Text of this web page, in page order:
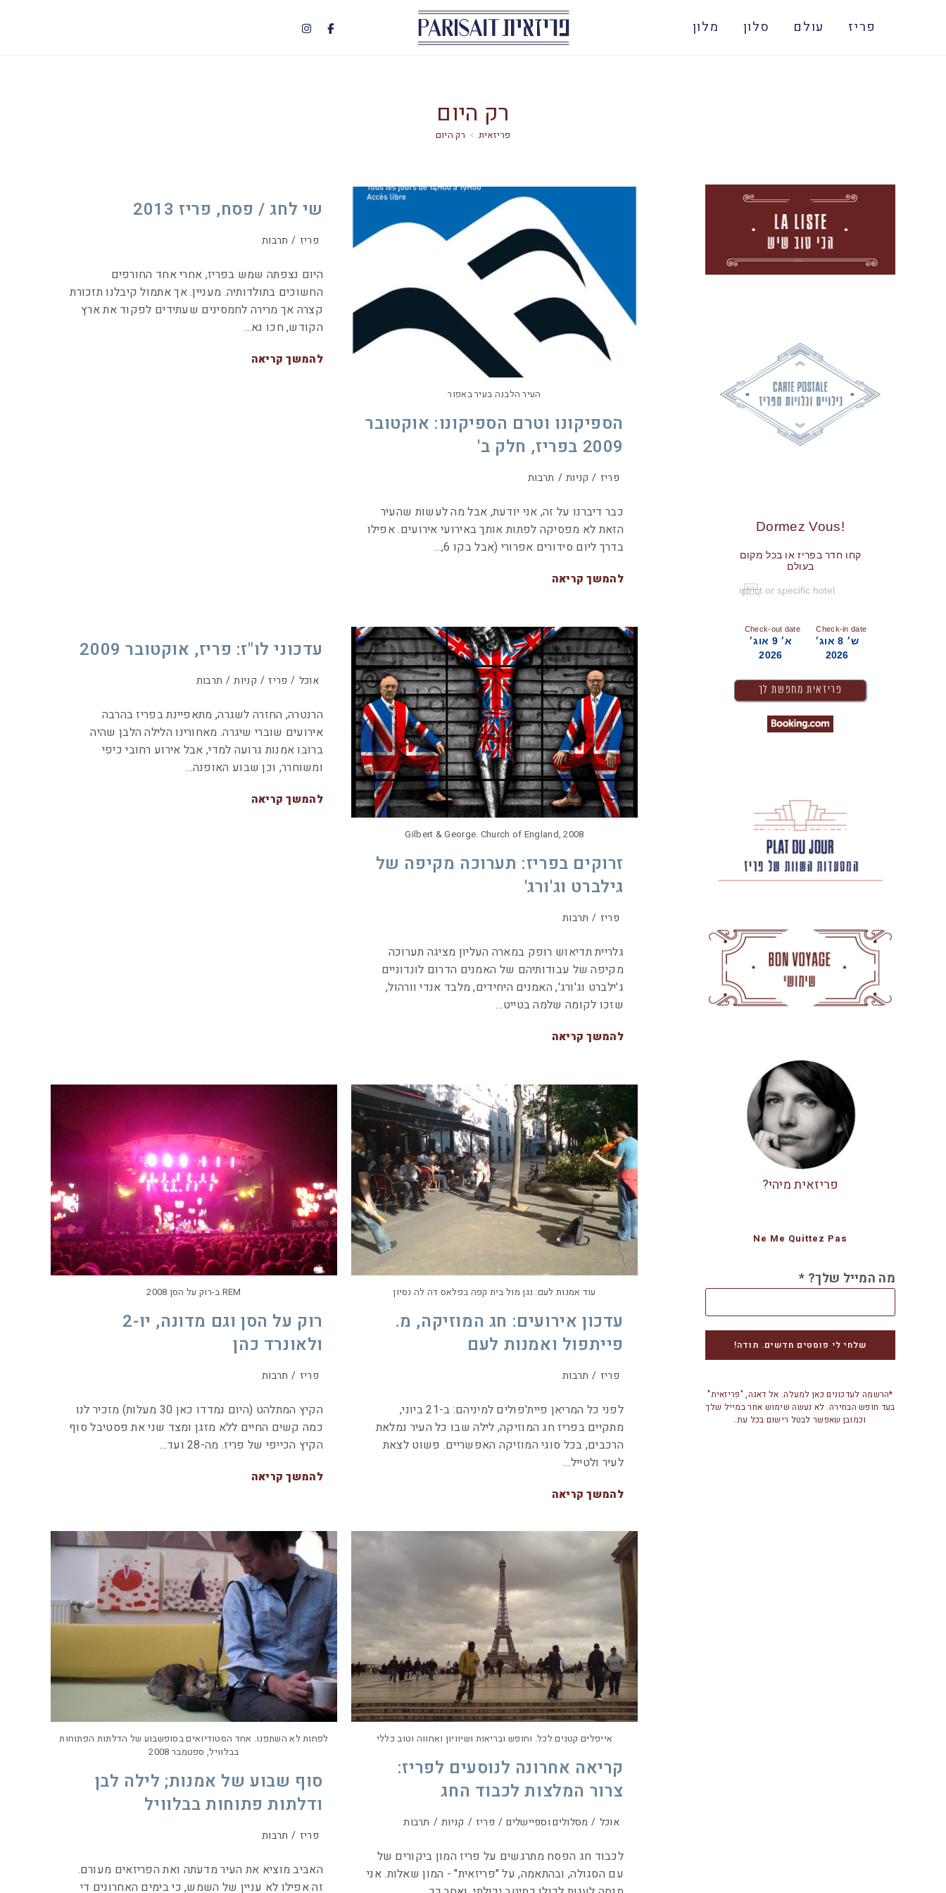
פריז עולם סלון מלון
רק היום
> רק היום
שי לחג / פסח, פריז 2013
פריז / תרבות
היום נצפתה שמש בפריז, אחרי אחד החורפים
החשוכים בתולדותיה. מעניין. אך אתמול קיבלנו תזכורת
קצרה אך מרירה לחמסינים שעתידים לפקוד את ארץ
הקודש, חכו נא…
להמשך קריאה
העיר הלבנה בעיר באפור
הספיקונו וטרם הספיקונו: אוקטובר
2009 בפריז, חלק ב'
פריז / קניות / תרבות
כבר דיברנו על זה, אני יודעת, אבל מה לעשות שהעיר
הזאת לא מפסיקה לפתות אותך באירועי אירועים. אפילו
בדרך ליום סידורים אפרורי (אבל בקו 6,…
להמשך קריאה
עדכוני לו"ז: פריז, אוקטובר 2009
אוכל / פריז / קניות / תרבות
הרנטרה, החזרה לשגרה, מתאפיינת בפריז בהרבה
אירועים שוברי שיגרה. מאחורינו הלילה הלבן שהיה
ברובו אמנות גרועה למדי, אבל אירוע רחובי כיפי
ומשוחרר, וכן שבוע האופנה…
להמשך קריאה
Gilbert & George. Church of England, 2008
זרוקים בפריז: תערוכה מקיפה של
גילברט וג'ורג'
פריז / תרבות
גלריית תדיאוש רופק במארה העליון מציגה תערוכה
מקיפה של עבודותיהם של האמנים הדרום לונדוניים
ג'ילברט וג'ורג', האמנים היחידים, מלבד אנדי וורהול,
שזכו לקומה שלמה בטייט…
להמשך קריאה
REM ב-רוק על הסן 2008
רוק על הסן וגם מדונה, יו-2
ולאונרד כהן
פריז / תרבות
הקיץ המתלהט (היום נמדדו כאן 30 מעלות) מזכיר לנו
כמה קשים החיים ללא מזגן ומצד שני את פסטיבל סוף
הקיץ הכייפי של פריז. מה-28 ועד…
להמשך קריאה
עוד אמנות לעם: נגן מול בית קפה בפלאס דה לה נסיון
עדכון אירועים: חג המוזיקה, מ.
פייתפול ואמנות לעם
פריז / תרבות
לפני כל המריאן פיית'פולים למיניהם: ב-21 ביוני,
מתקיים בפריז חג המוזיקה, לילה שבו כל העיר נמלאת
הרכבים, בכל סוגי המוזיקה האפשריים. פשוט לצאת
לעיר ולטייל…
להמשך קריאה
לפחות לא השתפנו. אחד הסטודיואים בסופשבוע של הדלתות הפתוחות
בבלוויל, ספטמבר 2008
סוף שבוע של אמנות; לילה לבן
ודלתות פתוחות בבלוויל
פריז / תרבות
האביב מוציא את העיר מדעתה ואת הפריזאים מעורם.
זה אפילו לא עניין של השמש, כי בימים האחרונים די
אייפלים קטנים לכל. וחופש ובריאות ושיוויון ואחווה וטוב כללי
קריאה אחרונה לנוסעים לפריז:
צרור המלצות לכבוד החג
אוכל / מסלולים וספיישלים / פריז / קניות / תרבות
לכבוד חג הפסח מתרגשים על פריז המון ביקורים של
עם הסגולה, ובהתאמה, על "פריזאית" - המון שאלות. אני
!Dormez Vous
קחו חדר בפריז או בכל מקום
בעולם
Check-in date
ש׳ 8 אוג׳
2026
Check-out date
א׳ 9 אוג׳
2026
פריזאית מיהי?
Ne Me Quittez Pas
מה המייל שלך? *
*הרשמה לעדכונים כאן למעלה. אל דאגה, "פריזאית"
בעד חופש הבחירה. לא נעשה שימוש אחר במייל שלך
וכמובן שאפשר לבטל רישום בכל עת.